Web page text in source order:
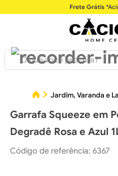
Frete Grátis
O que você procura?
Jardim, Varanda e
Garrafa Squeeze em
Degradê Rosa e Azul
Código de referência: 6367